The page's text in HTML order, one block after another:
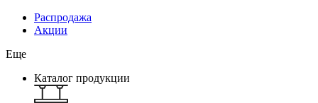
Распродажа
Акции
Еще
Каталог продукции